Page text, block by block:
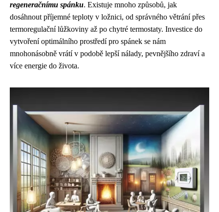
regeneračnímu spánku. Existuje mnoho způsobů, jak
dosáhnout příjemné teploty v ložnici, od správného větrání přes
termoregulační lůžkoviny až po chytré termostaty. Investice do
vytvoření optimálního prostředí pro spánek se nám
mnohonásobně vrátí v podobě lepší nálady, pevnějšího zdraví a
více energie do života.